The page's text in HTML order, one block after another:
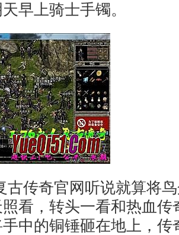
早上骑士手镯。
传奇官网听说就算将
看，转头一看和热血传
中的铜锤砸在地上，传